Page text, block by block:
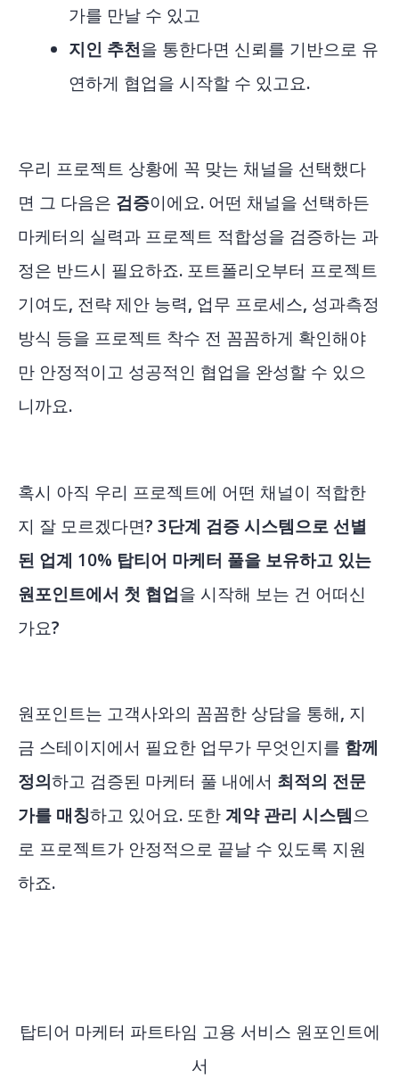
가를 만날 수 있고
지인 추천을 통한다면 신뢰를 기반으로 유
연하게 협업을 시작할 수 있고요.
우리 프로젝트 상황에 꼭 맞는 채널을 선택했다
면 그 다음은 검증이에요. 어떤 채널을 선택하든
마케터의 실력과 프로젝트 적합성을 검증하는 과
정은 반드시 필요하죠. 포트폴리오부터 프로젝트
기여도, 전략 제안 능력, 업무 프로세스, 성과측정
방식 등을 프로젝트 착수 전 꼼꼼하게 확인해야
만 안정적이고 성공적인 협업을 완성할 수 있으
니까요.
혹시 아직 우리 프로젝트에 어떤 채널이 적합한
지 잘 모르겠다면? 3단계 검증 시스템으로 선별
된 업계 10% 탑티어 마케터 풀을 보유하고 있는
원포인트에서 첫 협업을 시작해 보는 건 어떠신
가요?
원포인트는 고객사와의 꼼꼼한 상담을 통해, 지
금 스테이지에서 필요한 업무가 무엇인지를 함께
정의하고 검증된 마케터 풀 내에서 최적의 전문
가를 매칭하고 있어요. 또한계약 관리 시스템으
로 프로젝트가 안정적으로 끝날 수 있도록 지원
하죠.
탑티어 마케터 파트타임 고용 서비스 원포인트에
서